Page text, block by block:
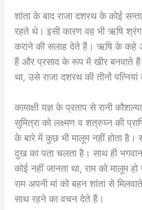
शांता के बाद राजा दशरथ के कोई
रहते थे। इसी कारण वह भी ऋषि श्रंग
कराने की सलाह देते हैं। ऋषि के कहे
हैं और प्रसाद के रूप में खीर बनवाते
था, उसे राजा दशरथ की तीनों
कामाक्षी यज्ञ के प्रताप से रानी
सुमित्रा को लक्ष्मण व शत्रुघ्न की
के बारे में कुछ भी मालूम नहीं होता है।
दुख का पता चलता है। साथ ही
कोई नहीं जानता था, राम को मालूम
राम अपनी मां को बहन शांता से
साथ रहने का वचन देते हैं।